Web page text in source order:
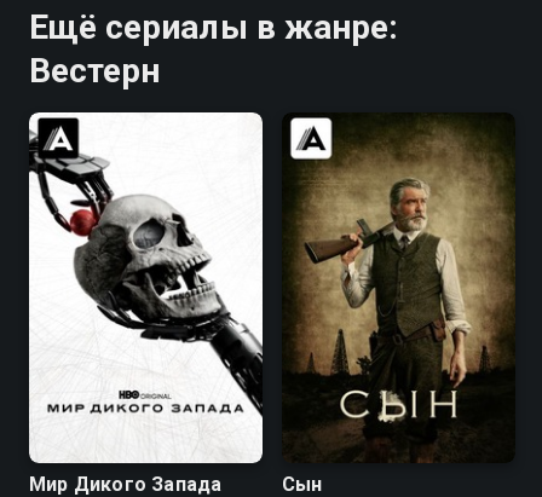
Ещё сериалы в жанре:
Вестерн
8.4
Мир Дикого Запада
8.1 7.5
Сын